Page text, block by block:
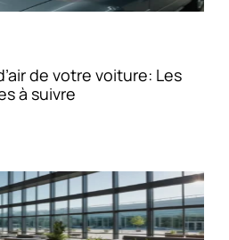
de votre voiture: Les
à suivre